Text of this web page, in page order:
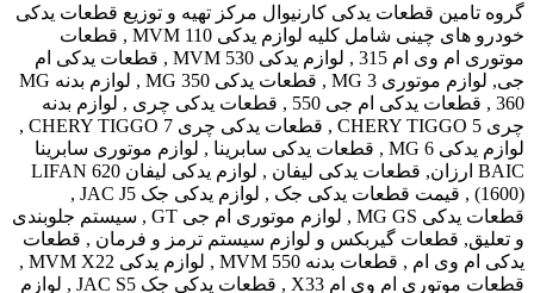
گروه تامین قطعات یدکی کارنیوال مرکز تهیه و توزیع قطعات یدکی
خودرو های چینی شامل کلیه لوازم یدکی MVM 110 , قطعات
موتوری ام وی ام 315 , لوازم یدکی MVM 530 , قطعات یدکی ام
جی, لوازم موتوری MG 3 , قطعات یدکی MG 350 , لوازم بدنه MG
360 , قطعات یدکی ام جی 550 , قطعات یدکی چری , لوازم بدنه
چری CHERY TIGGO 5 , قطعات یدکی چری CHERY TIGGO 7 ,
لوازم یدکی MG 6 , قطعات یدکی سابرینا , لوازم موتوری سابرینا
BAIC ارزان, قطعات یدکی لیفان , لوازم یدکی لیفان LIFAN 620
(1600) , قیمت قطعات یدکی جک , لوازم یدکی جک JAC J5 ,
قطعات یدکی MG GS , لوازم موتوری ام جی GT , سیستم جلوبندی
و تعلیق, قطعات گیربکس و لوازم سیستم ترمز و فرمان , قطعات
یدکی ام وی ام , قطعات بدنه MVM 550 , لوازم یدکی MVM X22 ,
قطعات موتوری ام وی ام X33 , قطعات یدکی جک JAC S5 , لوازم